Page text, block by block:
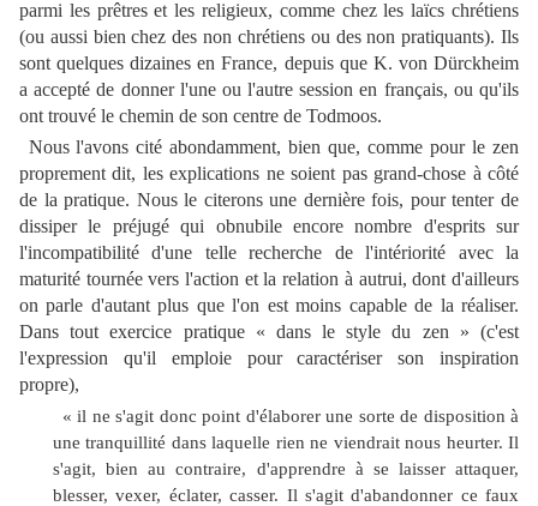
parmi les prêtres et les religieux, comme chez les laïcs chrétiens
(ou aussi bien chez des non chrétiens ou des non pratiquants). Ils
sont quelques dizaines en France, depuis que K. von Dürckheim
a accepté de donner l'une ou l'autre session en français, ou qu'ils
ont trouvé le chemin de son centre de Todmoos.
Nous l'avons cité abondamment, bien que, comme pour le zen
proprement dit, les explications ne soient pas grand-chose à côté
de la pratique. Nous le citerons une dernière fois, pour tenter de
dissiper le préjugé qui obnubile encore nombre d'esprits sur
l'incompatibilité d'une telle recherche de l'intériorité avec la
maturité tournée vers l'action et la relation à autrui, dont d'ailleurs
on parle d'autant plus que l'on est moins capable de la réaliser.
Dans tout exercice pratique « dans le style du zen » (c'est
l'expression qu'il emploie pour caractériser son inspiration
propre),
« il ne s'agit donc point d'élaborer une sorte de disposition à
une tranquillité dans laquelle rien ne viendrait nous heurter. Il
s'agit, bien au contraire, d'apprendre à se laisser attaquer,
blesser, vexer, éclater, casser. Il s'agit d'abandonner ce faux